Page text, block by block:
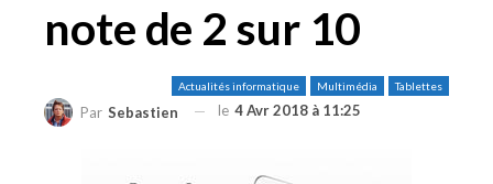
note de 2 sur 10
Actualités informatique Multimédia Tablettes
Par Sebastien le 4 Avr 2018 à 11:25